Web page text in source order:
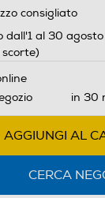
consigliato
dall'1 al 30
in 30
AGGIUNGI AL
CERCA